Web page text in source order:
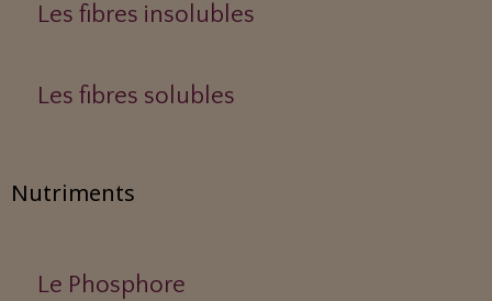
Les fibres insolubles
Les fibres solubles
Nutriments
Le Phosphore